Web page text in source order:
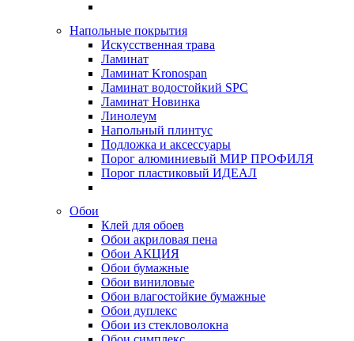
Напольные покрытия
Искусственная трава
Ламинат
Ламинат Kronospan
Ламинат водостойкий SPC
Ламинат Новинка
Линолеум
Напольный плинтус
Подложка и аксессуары
Порог алюминиевый МИР ПРОФИЛЯ
Порог пластиковый ИДЕАЛ
Обои
Клей для обоев
Обои акриловая пена
Обои АКЦИЯ
Обои бумажные
Обои виниловые
Обои влагостойкие бумажные
Обои дуплекс
Обои из стекловолокна